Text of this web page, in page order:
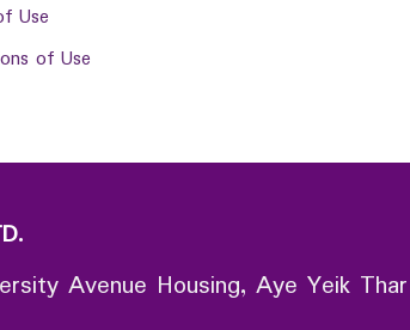
Use
of Use
Avenue Housing, Aye Yeik